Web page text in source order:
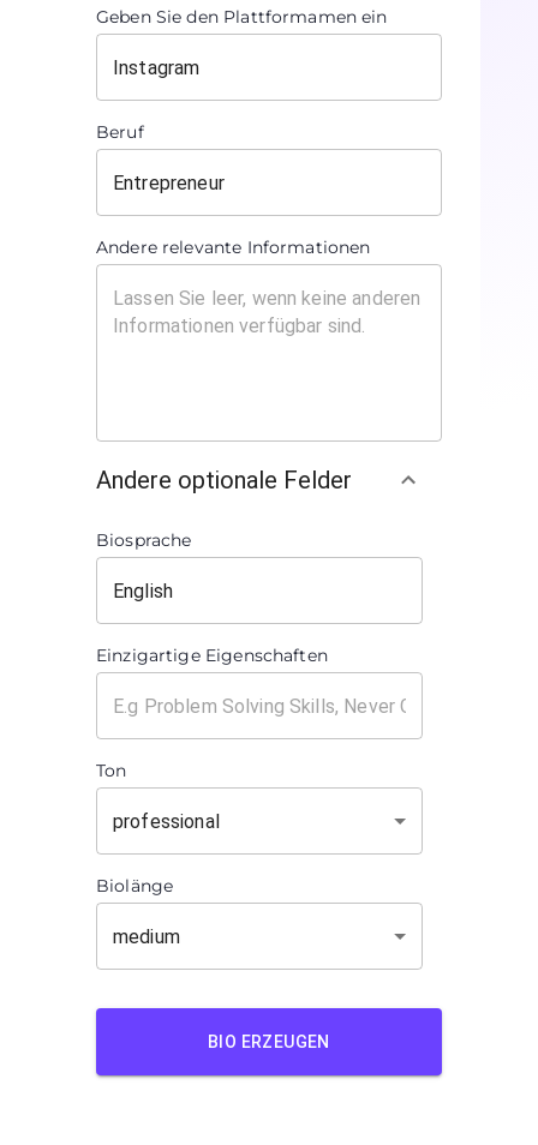
Geben Sie den Plattformamen ein
Beruf
Andere relevante Informationen
Andere optionale Felder
Biosprache
Einzigartige Eigenschaften
Ton
professional
Biolänge
medium
BIO ERZEUGEN